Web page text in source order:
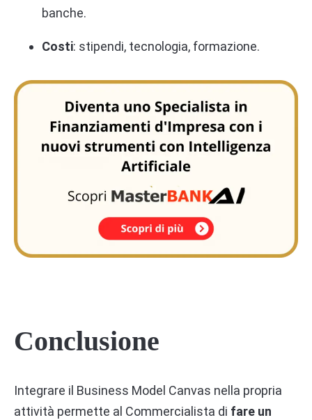
banche.
Costi: stipendi, tecnologia, formazione.
Conclusione
Integrare il Business Model Canvas nella propria
attività permette al Commercialista di fare un